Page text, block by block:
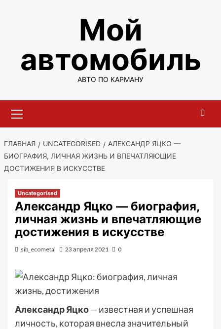
Мой
автомобиль
АВТО ПО КАРМАНУ
меню
ГЛАВНАЯ UNCATEGORISED
АЛЕКСАНДР ЯЦКО —
БИОГРАФИЯ, ЛИЧНАЯ ЖИЗНЬ И ВПЕЧАТЛЯЮЩИЕ
ДОСТИЖЕНИЯ В ИСКУССТВЕ
Uncategorised
Александр Яцко — биография,
личная жизнь и впечатляющие
достижения в искусстве
sib_ecometal 23 апреля 2021 0
Александр Яцко— известная и успешная
личность, которая внесла значительный